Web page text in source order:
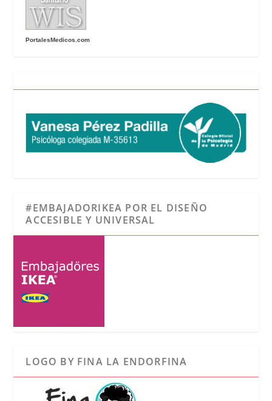
PortalesMedicos.com
#EMBAJADORIKEA POR EL DISEÑO
ACCESIBLE Y UNIVERSAL
LOGO BY FINA LA ENDORFINA